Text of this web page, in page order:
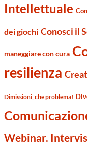
Intellettuale
dei giochi Conosci il
maneggiare con cura
resilienza
Dimissioni, che problema!
Webinar.